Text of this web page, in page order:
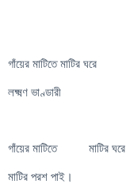
গাঁয়ের মাটিতে মাটির ঘরে
লক্ষ্মণ ভাণ্ডারী
গাঁয়ের মাটিতে মাটির ঘরে
মাটির পরশ পাই।